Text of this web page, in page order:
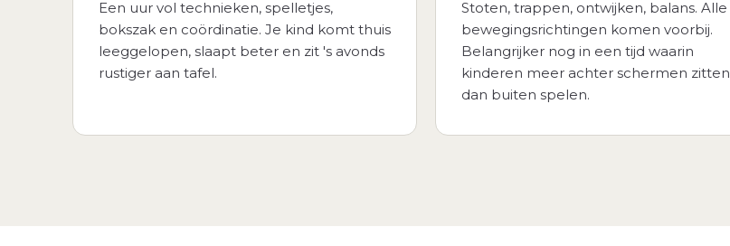
Een uur vol technieken, spelletjes,
bokszak en coördinatie. Je kind komt thuis
leeggelopen, slaapt beter en zit 's avonds
rustiger aan tafel.
Stoten, trappen, ontwijken, balans. Alle
bewegingsrichtingen komen voorbij.
Belangrijker nog in een tijd waarin
kinderen meer achter schermen zitten
dan buiten spelen.